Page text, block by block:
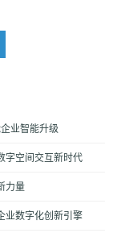
业智能升级
字空间交互新时代
力量
数字化创新引擎